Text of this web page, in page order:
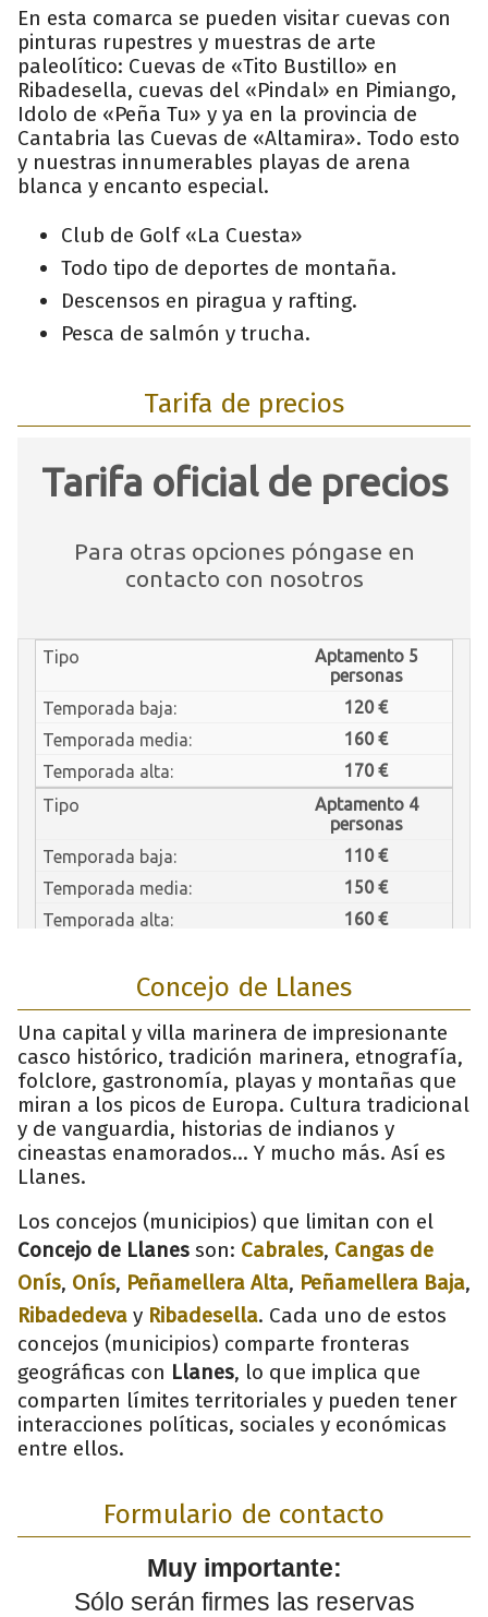
En esta comarca se pueden visitar cuevas con
pinturas rupestres y muestras de arte
paleolítico: Cuevas de «Tito Bustillo» en
Ribadesella, cuevas del «Pindal» en Pimiango,
Idolo de «Peña Tu» y ya en la provincia de
Cantabria las Cuevas de «Altamira». Todo esto
y nuestras innumerables playas de arena
blanca y encanto especial.
Club de Golf «La Cuesta»
Todo tipo de deportes de montaña.
Descensos en piragua y rafting.
Pesca de salmón y trucha.
Tarifa de precios
Concejo de Llanes
Una capital y villa marinera de impresionante
casco histórico, tradición marinera, etnografía,
folclore, gastronomía, playas y montañas que
miran a los picos de Europa. Cultura tradicional
y de vanguardia, historias de indianos y
cineastas enamorados... Y mucho más. Así es
Llanes.
Los concejos (municipios) que limitan con el
Concejo de Llanes son: Cabrales, Cangas de
Onís, Onís, Peñamellera Alta, Peñamellera Baja,
Ribadedeva y Ribadesella. Cada uno de estos
concejos (municipios) comparte fronteras
geográficas con Llanes, lo que implica que
comparten límites territoriales y pueden tener
interacciones políticas, sociales y económicas
entre ellos.
Formulario de contacto
Muy importante:
Sólo serán firmes las reservas